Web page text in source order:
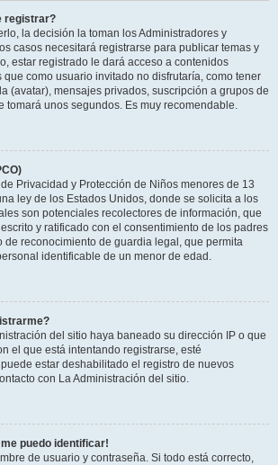
registrar?
la decisión la toman los Administradores y
casos necesitará registrarse para publicar temas y
estar registrado le dará acceso a contenidos
como usuario invitado no disfrutaría, como tener
(avatar), mensajes privados, suscripción a grupos de
tomará unos segundos. Es muy recomendable.
de Privacidad y Protección de Niños menores de 13
ley de los Estados Unidos, donde se solicita a los
son potenciales recolectores de información, que
y ratificado con el consentimiento de los padres
de reconocimiento de guardia legal, que permita
identificable de un menor de edad.
del sitio haya baneado su dirección IP o que
el que está intentando registrarse, esté
estar deshabilitado el registro de nuevos
con La Administración del sitio.
puedo identificar!
de usuario y contraseña. Si todo está correcto,